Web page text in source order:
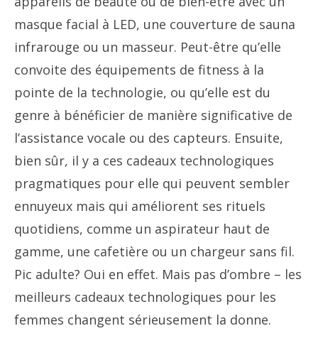
masque facial à LED, une couverture de sauna
infrarouge ou un masseur. Peut-être qu’elle
convoite des équipements de fitness à la
pointe de la technologie, ou qu’elle est du
genre à bénéficier de manière significative de
l’assistance vocale ou des capteurs. Ensuite,
bien sûr, il y a ces cadeaux technologiques
pragmatiques pour elle qui peuvent sembler
ennuyeux mais qui améliorent ses rituels
quotidiens, comme un aspirateur haut de
gamme, une cafetière ou un chargeur sans fil.
Pic adulte? Oui en effet. Mais pas d’ombre – les
meilleurs cadeaux technologiques pour les
femmes changent sérieusement la donne.